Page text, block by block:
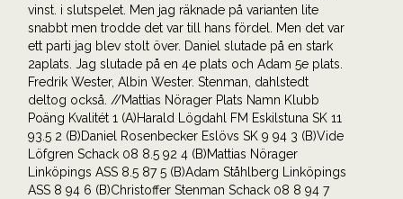
vinst. i slutspelet. Men jag räknade på varianten lite
snabbt men trodde det var till hans fördel. Men det var
ett parti jag blev stolt över. Daniel slutade på en stark
2aplats. Jag slutade på en 4e plats och Adam 5e plats.
Fredrik Wester, Albin Wester. Stenman, dahlstedt
deltog också. //Mattias Nörager Plats Namn Klubb
Poäng Kvalitét 1 (A)Harald Lögdahl FM Eskilstuna SK 11
93.5 2 (B)Daniel Rosenbecker Eslövs SK 9 94 3 (B)Vide
Löfgren Schack 08 8.5 92 4 (B)Mattias Nörager
Linköpings ASS 8.5 87 5 (B)Adam Ståhlberg Linköpings
ASS 8 94 6 (B)Christoffer Stenman Schack 08 8 94 7